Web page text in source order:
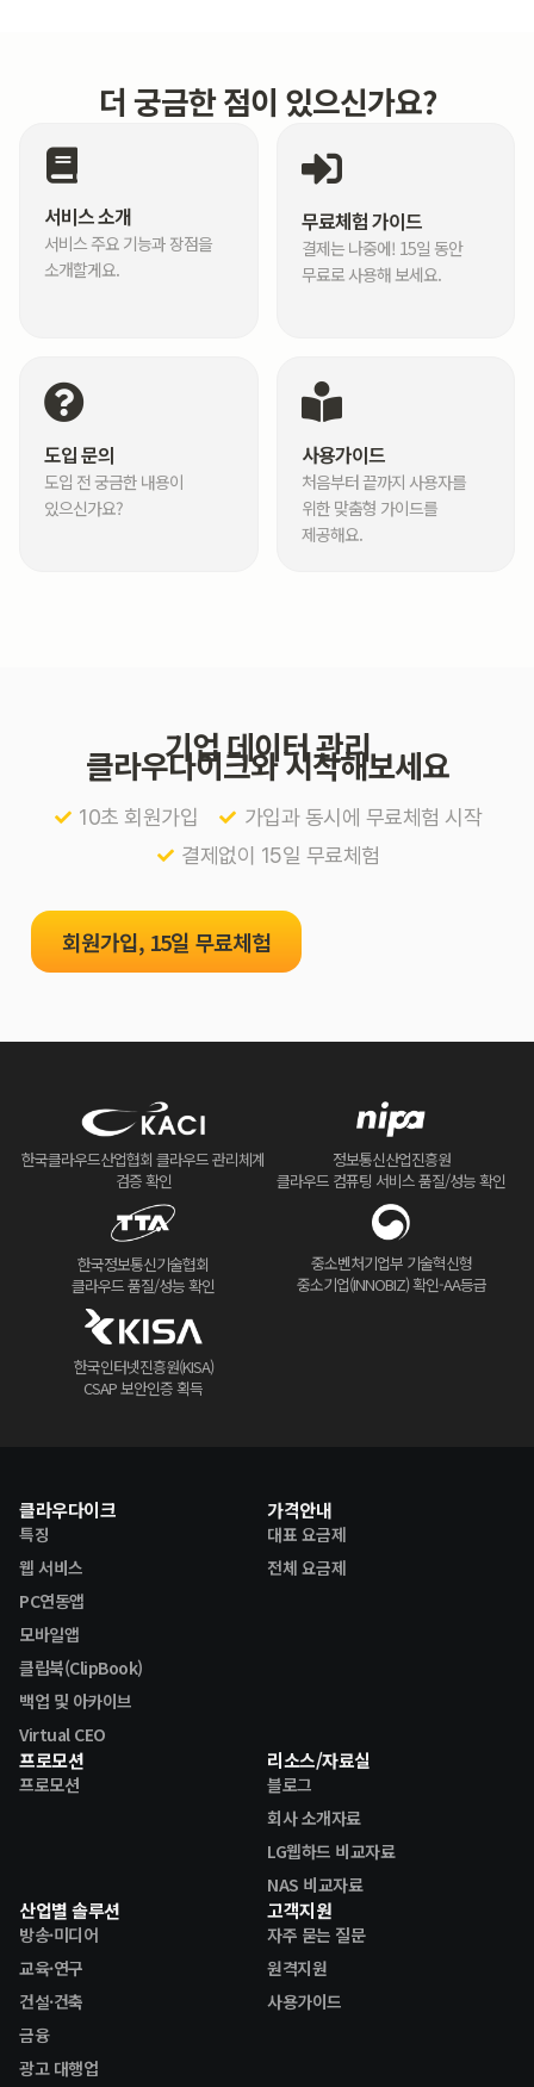
더 궁금한 점이 있으신가요?
서비스 소개
서비스 주요 기능과 장점을
소개할게요.
무료체험 가이드
결제는 나중에! 15일 동안
무료로 사용해 보세요.
도입 문의
도입 전 궁금한 내용이
있으신가요?
사용가이드
처음부터 끝까지 사용자를
위한 맞춤형 가이드를
제공해요.
기업 데이터 관리
클라우다이크와 시작해보세요
10초 회원가입
가입과 동시에 무료체험 시작
결제없이 15일 무료체험
회원가입, 15일 무료체험
한국클라우드산업협회 클라우드 관리체계
검증 확인
정보통신산업진흥원
클라우드 컴퓨팅 서비스 품질/성능 확인
한국정보통신기술협회
클라우드 품질/성능 확인
중소벤처기업부 기술혁신형
중소기업(INNOBIZ) 확인-AA등급
한국인터넷진흥원(KISA)
CSAP 보안인증 획득
클라우다이크
특징
웹 서비스
PC연동앱
모바일앱
클립북(ClipBook)
백업 및 아카이브
Virtual CEO
가격안내
대표 요금제
전체 요금제
프로모션
프로모션
리소스/자료실
블로그
회사 소개자료
LG웹하드 비교자료
NAS 비교자료
산업별 솔루션
방송·미디어
교육·연구
건설·건축
금융
광고 대행업
고객지원
자주 묻는 질문
원격지원
사용가이드